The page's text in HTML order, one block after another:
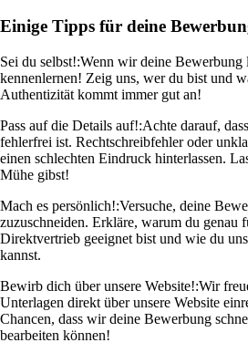
Einige Tipps für deine
Sei du selbst!:Wenn wir deine
kennenlernen! Zeig uns, wer du bist und
Authentizität kommt immer gut an!
Pass auf die Details auf!:Achte darauf,
fehlerfrei ist. Rechtschreibfehler oder
einen schlechten Eindruck hinterlassen.
Mühe gibst!
Mach es persönlich!:Versuche, deine
zuzuschneiden. Erkläre, warum du genau
Direktvertrieb geeignet bist und wie du
kannst.
Bewirb dich über unsere Website!:Wir
Unterlagen direkt über unsere Website
Chancen, dass wir deine Bewerbung
bearbeiten können!